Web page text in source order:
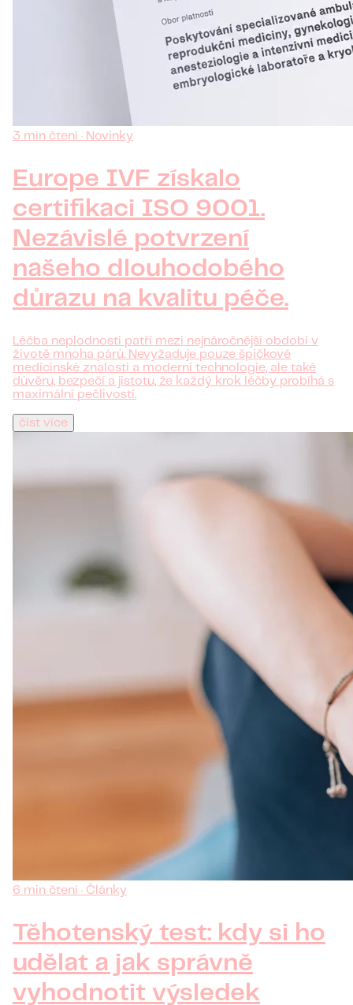
3 min čtení · Novinky
Europe IVF získalo
certifikaci ISO 9001.
Nezávislé potvrzení
našeho dlouhodobého
důrazu na kvalitu péče.
Léčba neplodnosti patří mezi nejnáročnější období v
životě mnoha párů. Nevyžaduje pouze špičkové
medicínské znalosti a moderní technologie, ale také
důvěru, bezpečí a jistotu, že každý krok léčby probíhá s
maximální pečlivostí.
číst více
6 min čtení · Články
Těhotenský test: kdy si ho
udělat a jak správně
vyhodnotit výsledek